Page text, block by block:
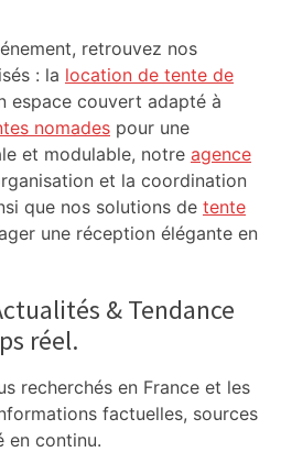
retrouvez nos
: la location de tente de
espace couvert adapté à
nomades pour une
et modulable, notre agence
et la coordination
que nos solutions de tente
une réception élégante en
& Tendance
réel.
recherchés en France et les
factuelles, sources
en continu.